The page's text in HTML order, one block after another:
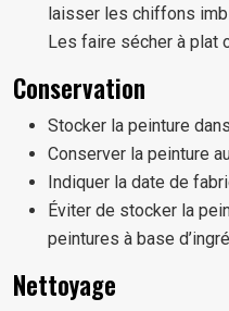
laisser les chiffons
Les faire sécher à plat
Conservation
Stocker la peinture
Conserver la peinture
Indiquer la date de
Éviter de stocker la
peintures à base
Nettoyage